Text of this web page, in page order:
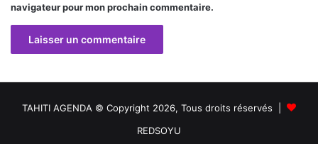
navigateur pour mon prochain commentaire.
TAHITI AGENDA © Copyright 2026, Tous droits réservés |
REDSOYU